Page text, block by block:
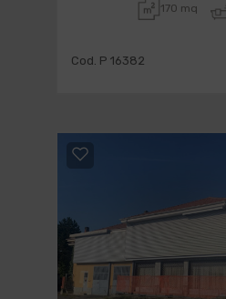
170 mq
Cod. P 16382